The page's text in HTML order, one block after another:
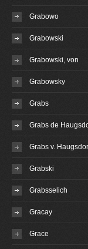
Grabowo
Grabowski
Grabowski, von
Grabowsky
Grabs
Grabs de
Grabs v.
Grabski
Grabsselich
Gracay
Grace